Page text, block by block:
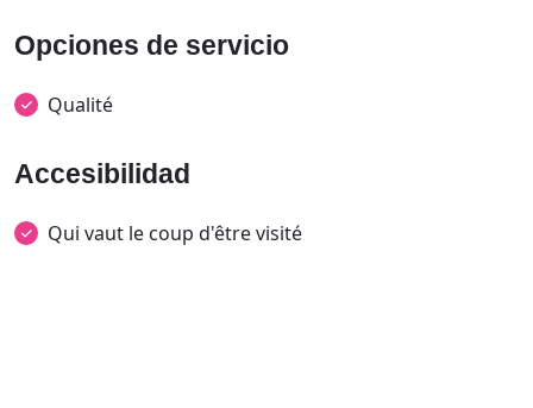
Opciones de servicio
Qualité
Accesibilidad
Qui vaut le coup d'être visité